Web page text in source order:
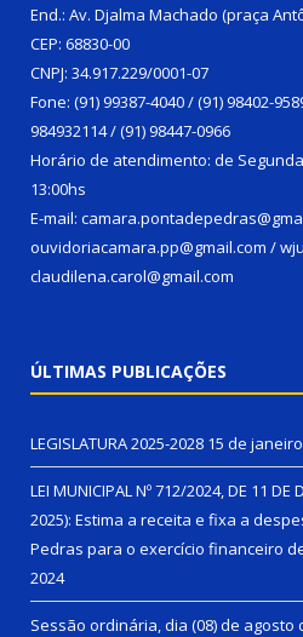
End.: Av. Djalma Machado (praça
CEP: 68830-00
CNPJ: 34.917.229/0001-07
Fone: (91) 99387-4040 / (91) 98402-
984932114 / (91) 98447-0966
Horário de atendimento: de
13:00hs
E-mail:
ouvidoriacamara.pp@gmail.com /
claudilena.carol@gmail.com
ÚLTIMAS PUBLICAÇÕES
LEGISLATURA 2025-2028 15 de
LEI MUNICIPAL Nº 712/2024, DE 11 DE
2025): Estima a receita e fixa a
Pedras para o exercício financeiro
2024
Sessão ordinária, dia (08) de agosto